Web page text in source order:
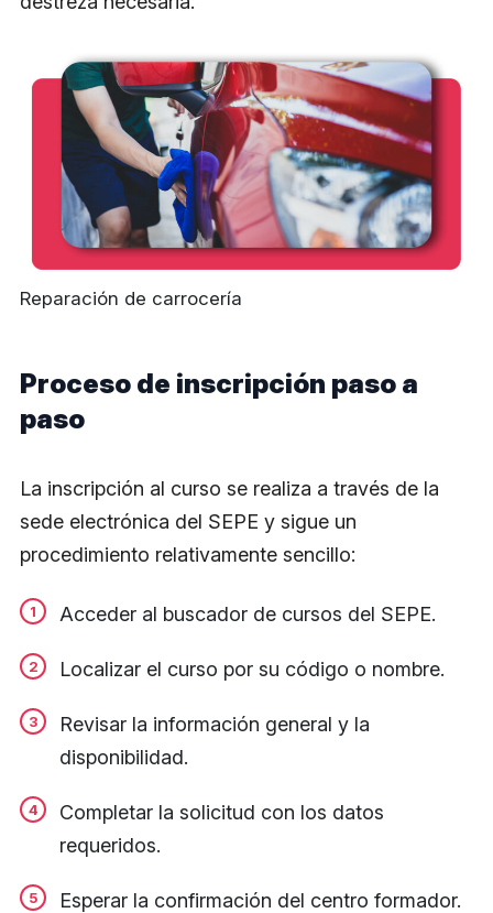
Reparación de carrocería
Proceso de inscripción paso a
paso
La inscripción al curso se realiza a través de la
sede electrónica del SEPE y sigue un
procedimiento relativamente sencillo:
Acceder al buscador de cursos del SEPE.
Localizar el curso por su código o nombre.
Revisar la información general y la
disponibilidad.
Completar la solicitud con los datos
requeridos.
Esperar la confirmación del centro formador.